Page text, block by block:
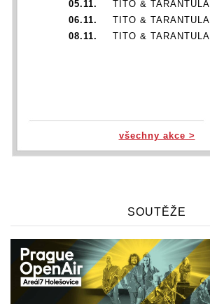
05.11.
TITO & TARANTULA
06.11.
TITO & TARANTULA
08.11.
TITO & TARANTULA
všechny akce >
SOUTĚŽE